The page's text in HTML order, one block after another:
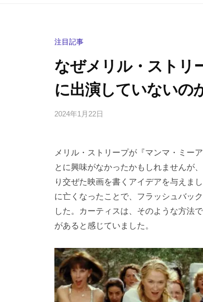
注目記事
なぜメリル・ストリ
に出演していないの
2024年1月22日
g
a
s
m
a
の
コ
メ
ン
メリル・ストリープが『マンマ・ミー
とに興味がなかったかもしれませんが
り交ぜた映画を書くアイデアを与えま
に亡くなったことで、フラッシュバッ
した。カーティスは、そのような方法
があると感じていました。